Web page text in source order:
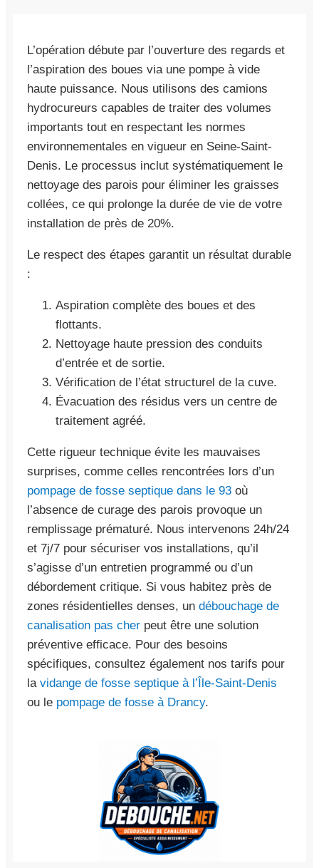
L’opération débute par l’ouverture des regards et
l’aspiration des boues via une pompe à vide
haute puissance. Nous utilisons des camions
hydrocureurs capables de traiter des volumes
importants tout en respectant les normes
environnementales en vigueur en Seine-Saint-
Denis. Le processus inclut systématiquement le
nettoyage des parois pour éliminer les graisses
collées, ce qui prolonge la durée de vie de votre
installation de près de 20%.
Le respect des étapes garantit un résultat durable
:
Aspiration complète des boues et des
flottants.
Nettoyage haute pression des conduits
d’entrée et de sortie.
Vérification de l’état structurel de la cuve.
Évacuation des résidus vers un centre de
traitement agréé.
Cette rigueur technique évite les mauvaises
surprises, comme celles rencontrées lors d’un
pompage de fosse septique dans le 93 où
l’absence de curage des parois provoque un
remplissage prématuré. Nous intervenons 24h/24
et 7j/7 pour sécuriser vos installations, qu’il
s’agisse d’un entretien programmé ou d’un
débordement critique. Si vous habitez près de
zones résidentielles denses, un débouchage de
canalisation pas cher peut être une solution
préventive efficace. Pour des besoins
spécifiques, consultez également nos tarifs pour
la vidange de fosse septique à l’Île-Saint-Denis
ou le pompage de fosse à Drancy.